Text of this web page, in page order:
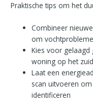
Praktische tips om het
Combineer
om
Kies voor
woning op het
Laat een
scan uitvoeren
identificeren